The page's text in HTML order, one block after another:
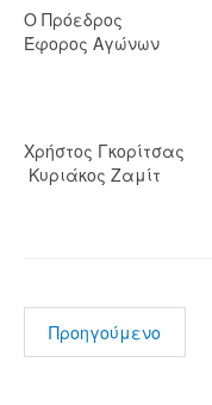
Ο Πρόεδρος Ο
Έφορος Αγώνων
Χρήστος
Κυριάκος Ζαμίτ
Προηγούμενο